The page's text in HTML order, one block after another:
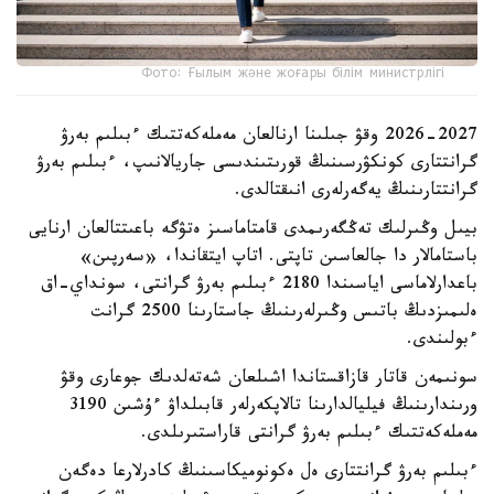
Фото: Ғылым және жоғары білім министрлігі
2026-2027 وقۋ جىلىنا ارنالعان مەملەكەتتىك ءبىلىم بەرۋ
گرانتتارى كونكۋرسىنىڭ قورىتىندىسى جاريالانىپ، ءبىلىم بەرۋ
گرانتتارىنىڭ يەگەرلەرى انىقتالدى.
بيىل وڭىرلىك تەڭگەرىمدى قامتاماسىز ەتۋگە باعىتتالعان ارنايى
باستامالار دا جالعاسىن تاپتى. اتاپ ايتقاندا، «سەرپىن»
باعدارلاماسى اياسىندا 2180 ءبىلىم بەرۋ گرانتى، سونداي-اق
ەلىمىزدىڭ باتىس وڭىرلەرىنىڭ جاستارىنا 2500 گرانت
ءبولىندى.
سونىمەن قاتار قازاقستاندا اشىلعان شەتەلدىك جوعارى وقۋ
ورىندارىنىڭ فيليالدارىنا تالاپكەرلەر قابىلداۋ ءۇشىن 3190
مەملەكەتتىك ءبىلىم بەرۋ گرانتى قاراستىرىلدى.
ءبىلىم بەرۋ گرانتتارى ەل ەكونوميكاسىنىڭ كادرلارعا دەگەن